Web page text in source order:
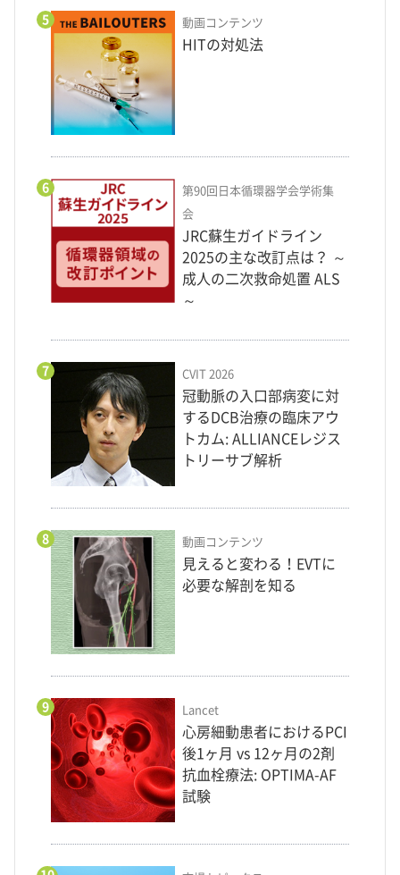
5 動画コンテンツ
HITの対処法
6
第90回日本循環器学会学術集
会
JRC蘇生ガイドライン
2025の主な改訂点は？ ～
成人の二次救命処置 ALS
～
7 CVIT 2026
冠動脈の入口部病変に対
するDCB治療の臨床アウ
トカム: ALLIANCEレジス
トリーサブ解析
8 動画コンテンツ
見えると変わる！EVTに
必要な解剖を知る
9 Lancet
心房細動患者におけるPCI
後1ヶ月 vs 12ヶ月の2剤
抗血栓療法: OPTIMA-AF
試験